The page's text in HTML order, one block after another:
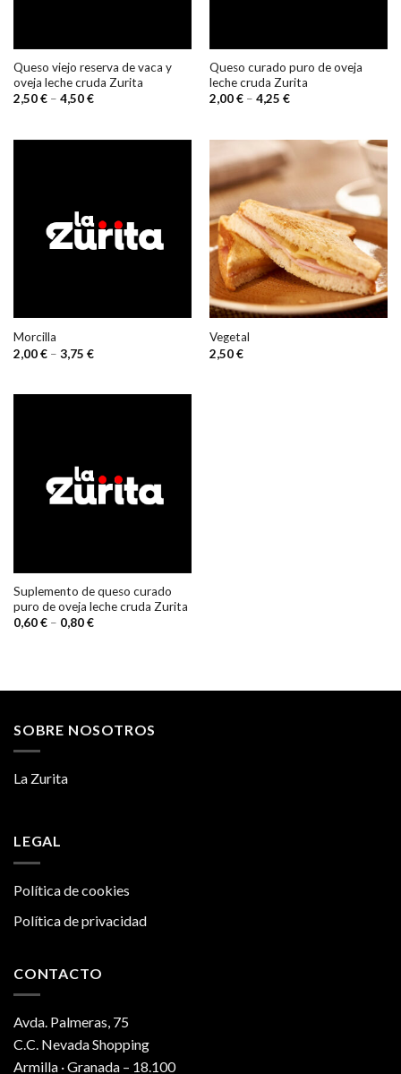
Queso viejo reserva de vaca y
oveja leche cruda Zurita
2,50€– 4,50€
Queso curado puro de oveja
leche cruda Zurita
2,00€– 4,25 €
Morcilla
2,00€– 3,75 €
Vegetal
2,50€
Suplemento de queso curado
puro de oveja leche cruda Zurita
0,60€– 0,80€
SOBRE NOSOTROS
La Zurita
LEGAL
Política de cookies
Política de privacidad
CONTACTO
Avda. Palmeras, 75
C.C. Nevada Shopping
Armilla · Granada – 18.100